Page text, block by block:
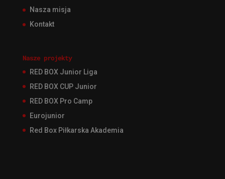
Nasza misja
Kontakt
Nasze projekty
RED BOX Junior Liga
RED BOX CUP Junior
RED BOX Pro Camp
Eurojunior
Red Box Piłkarska Akademia